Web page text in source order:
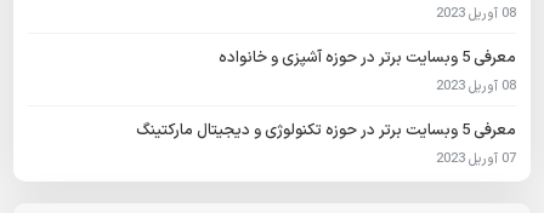
08 آوریل 2023
معرفی 5 وبسایت برتر در حوزه آشپزی و خانواده
08 آوریل 2023
معرفی 5 وبسایت برتر در حوزه تکنولوژی و دیجیتال مارکتینگ
07 آوریل 2023